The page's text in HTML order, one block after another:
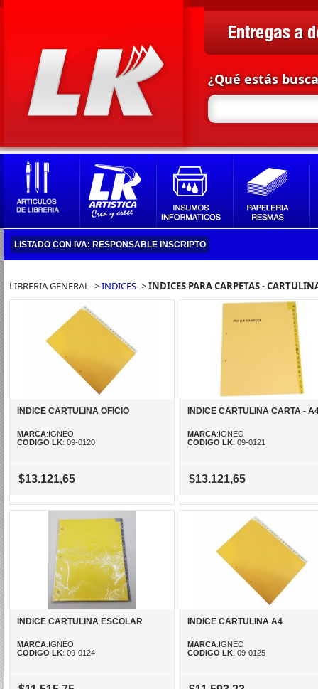
¿Qué estás
LISTADO CON IVA: RESPONSABLE INSCRIPTO
LIBRERIA GENERAL ->INDICES->INDICES PARA CARPETAS -
INDICE CARTULINA OFICIO
MARCA:IGNEO
CODIGO LK: 09-0120
$13.121,65
INDICE CARTULINA CARTA -
MARCA:IGNEO
CODIGO LK: 09-0121
$13.121,65
INDICE CARTULINA ESCOLAR
MARCA:IGNEO
CODIGO LK: 09-0124
INDICE CARTULINA A4
MARCA:IGNEO
CODIGO LK: 09-0125